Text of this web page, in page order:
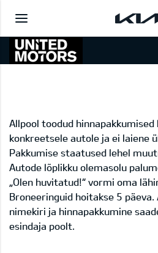
Allpool toodud hinnapakkumised
konkreetsele autole ja ei laiene
Pakkumise staatused lehel
Autode lõplikku olemasolu
„Olen huvitatud!“ vormi oma
Broneeringuid hoitakse 5
nimekiri ja hinnapakkumine
esindaja poolt.